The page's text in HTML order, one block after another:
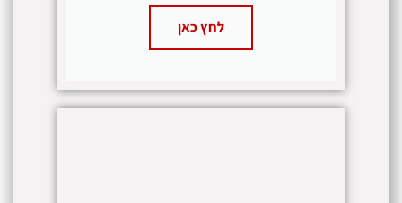
לחץ כאן